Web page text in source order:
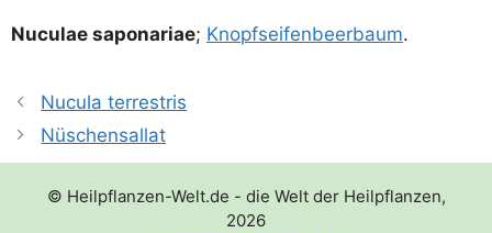
Nucu­lae sapo­na­riae; Knopf­sei­fen­beer­baum.
Nucula terrestris
Nüschensallat
© Heilpflanzen-Welt.de - die Welt der Heilpflanzen,
2026